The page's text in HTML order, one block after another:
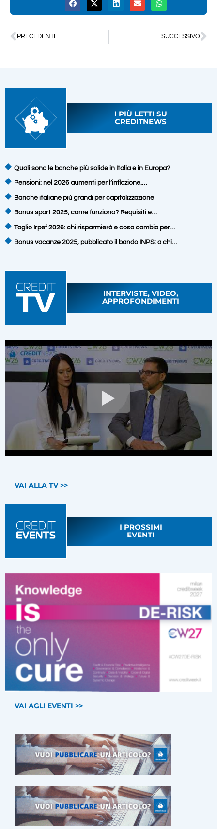
PRECEDENTE SUCCESSIVO
I PIÙ LETTI SU
CREDITNEWS
Quali sono le banche più solide in Italia e in Europa?
Pensioni: nel 2026 aumenti per l’inflazione.…
Banche italiane più grandi per capitalizzazione
Bonus sport 2025, come funziona? Requisiti e…
Taglio Irpef 2026: chi risparmierà e cosa cambia per…
Bonus vacanze 2025, pubblicato il bando INPS: a chi…
INTERVISTE, VIDEO,
APPROFONDIMENTI
VAI ALLA TV >>
I PROSSIMI
EVENTI
VAI AGLI EVENTI >>